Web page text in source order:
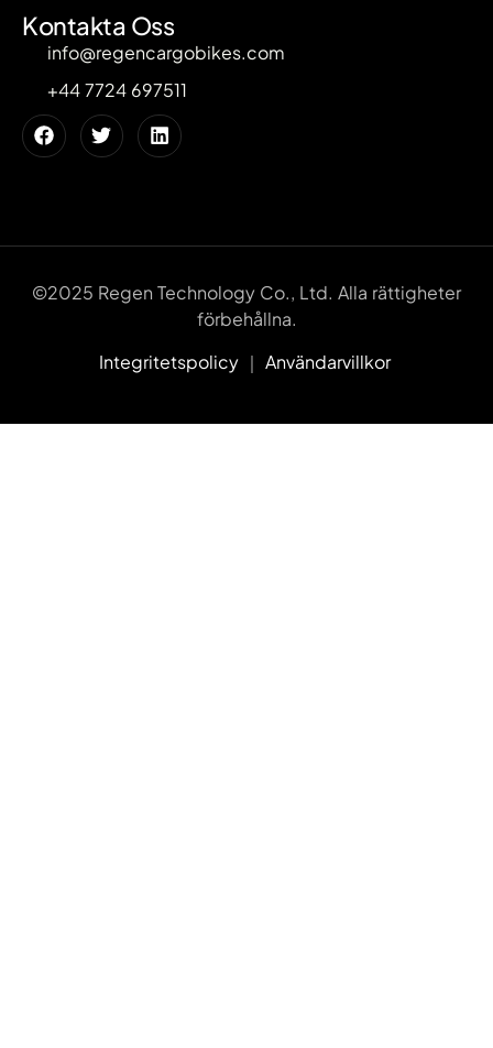
Kontakta Oss
info@regencargobikes.com
+44 7724 697511
©2025 Regen Technology Co., Ltd. Alla rättigheter
förbehållna.
Integritetspolicy｜ Användarvillkor